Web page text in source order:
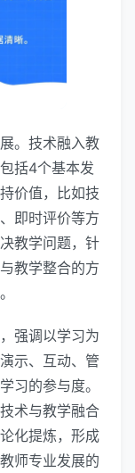
。技术融入教
括4个基本发
价值，比如技
即时评价等方
教学问题，针
教学整合的方
强调以学习为
示、互动、管
习的参与度。
术与教学融合
化提炼，形成
师专业发展的